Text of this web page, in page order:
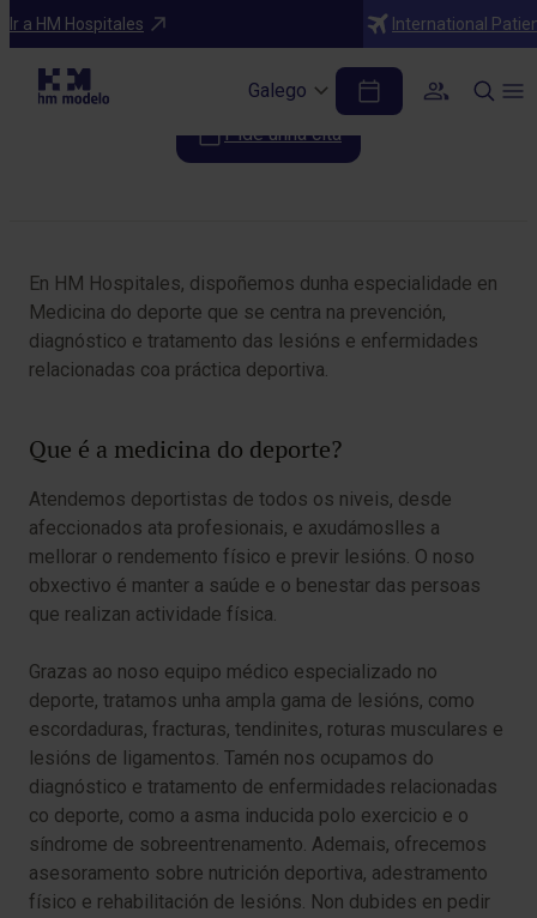
Ir a HM Hospitales International
Galego
Especialidades
Medicina do deporte
Pide unha cita
En HM Hospitales, dispoñemos dunha especialidade en
Medicina do deporte que se centra na prevención,
diagnóstico e tratamento das lesións e enfermidades
relacionadas coa práctica deportiva.
Que é a medicina do deporte?
Atendemos deportistas de todos os niveis, desde
afeccionados ata profesionais, e axudámoslles a
mellorar o rendemento físico e previr lesións. O noso
obxectivo é manter a saúde e o benestar das persoas
que realizan actividade física.
Grazas ao noso equipo médico especializado no
deporte, tratamos unha ampla gama de lesións, como
escordaduras, fracturas, tendinites, roturas musculares e
lesións de ligamentos. Tamén nos ocupamos do
diagnóstico e tratamento de enfermidades relacionadas
co deporte, como a asma inducida polo exercicio e o
síndrome de sobreentrenamento. Ademais, ofrecemos
asesoramento sobre nutrición deportiva, adestramento
físico e rehabilitación de lesións. Non dubides en pedir